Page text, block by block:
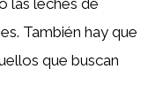
También hay que
que buscan